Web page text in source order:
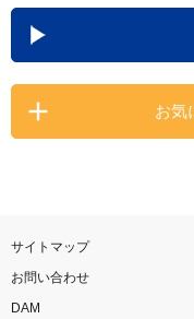
DAM
カラオ
お気
サイトマップ
お問い合わせ
DAM